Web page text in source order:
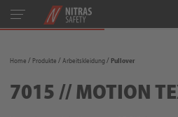
Toggle
navigation
Home Produkte Arbeitskleidung Pullover
7015 // MOTION